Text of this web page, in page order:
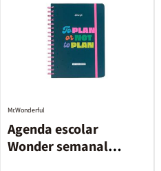
Agenda escolar
Wonder semanal
Mr.Wonderful